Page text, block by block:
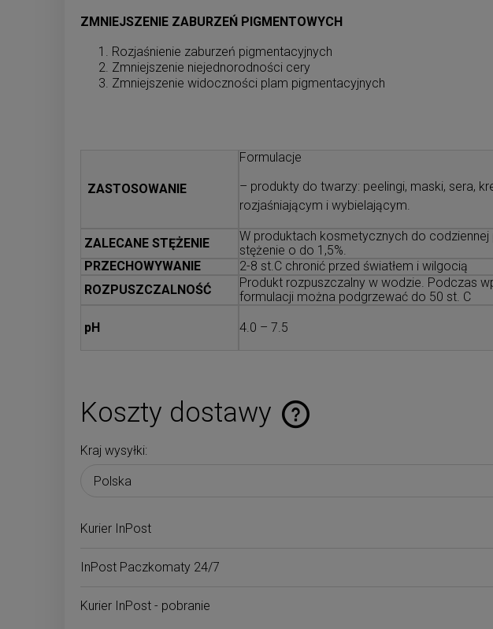
ZMNIEJSZENIE ZABURZEŃ PIGMENTOWYCH
Rozjaśnienie zaburzeń pigmentacyjnych
Zmniejszenie niejednorodności cery
Zmniejszenie widoczności plam pigmentacyjnych
ZASTOSOWANIE
Formulacje
– produkty do twarzy: peelingi, maski, sera,
rozjaśniającym i wybielającym.
ZALECANE STĘŻENIE
W produktach kosmetycznych do codziennej
stężenie o do 1,5%.
PRZECHOWYWANIE
2-8 st.C chronić przed światłem i wilgocią
ROZPUSZCZALNOŚĆ
Produkt rozpuszczalny w wodzie. Podczas
formulacji można podgrzewać do 50 st. C
pH 4.0 – 7.5
Koszty dostawy
Kraj wysyłki:
Kurier InPost
InPost Paczkomaty 24/7
Kurier InPost - pobranie